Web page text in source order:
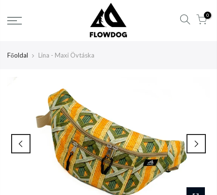
átlépése
0
Főoldal Lina - Maxi Övtáska